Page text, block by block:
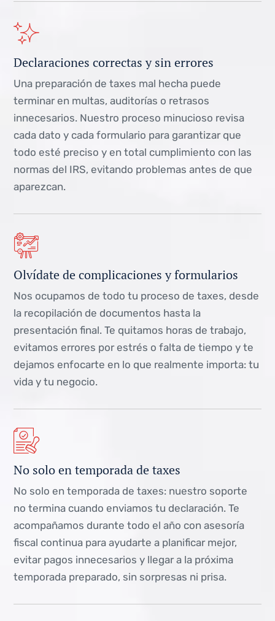
Declaraciones correctas y sin errores
Una preparación de taxes mal hecha puede
terminar en multas, auditorías o retrasos
innecesarios. Nuestro proceso minucioso revisa
cada dato y cada formulario para garantizar que
todo esté preciso y en total cumplimiento con las
normas del IRS, evitando problemas antes de que
aparezcan.
Olvídate de complicaciones y formularios
Nos ocupamos de todo tu proceso de taxes, desde
la recopilación de documentos hasta la
presentación final. Te quitamos horas de trabajo,
evitamos errores por estrés o falta de tiempo y te
dejamos enfocarte en lo que realmente importa: tu
vida y tu negocio.
No solo en temporada de taxes
No solo en temporada de taxes: nuestro soporte
no termina cuando enviamos tu declaración. Te
acompañamos durante todo el año con asesoría
fiscal continua para ayudarte a planificar mejor,
evitar pagos innecesarios y llegar a la próxima
temporada preparado, sin sorpresas ni prisa.